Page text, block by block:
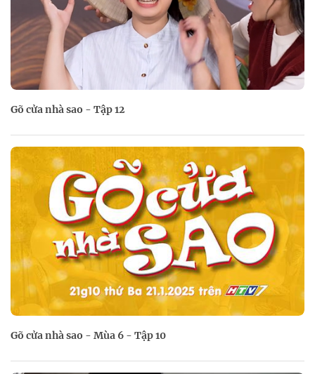
Gõ cửa nhà sao - Tập 12
Gõ cửa nhà sao - Mùa 6 - Tập 10